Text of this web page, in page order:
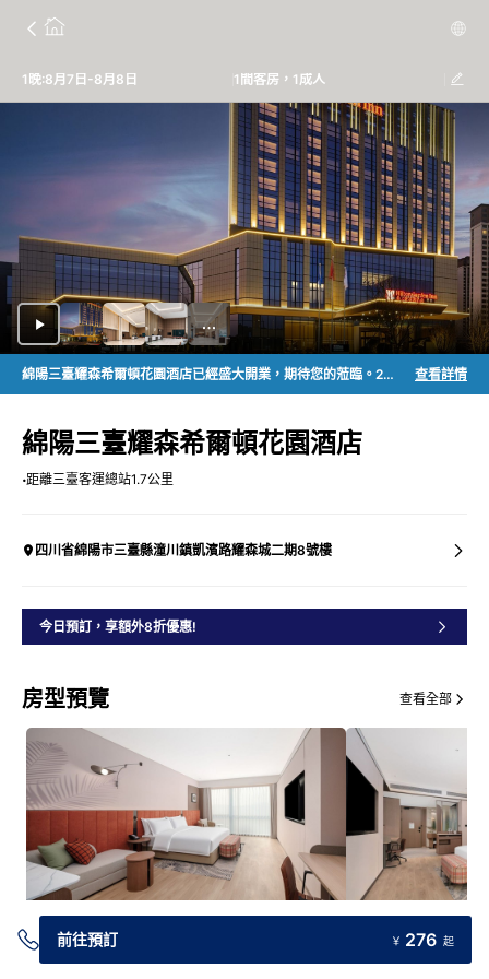
1晚:8月7日-8月8日 1間客房，1成人
綿陽三臺耀森希爾頓花園酒店已經盛大開業，期待您的蒞臨。2026年2月12日至2026年8月11日首次入住酒店可享希爾頓榮譽客會額外1,000積分。 查看詳情
綿陽三臺耀森希爾頓花園酒店
距離三臺客運總站1.7公里
四川省綿陽市三臺縣潼川鎮凱濱路耀森城二期8號樓
今日預訂，享額外8折優惠!
房型預覽 查看全部
前往預訂 ￥ 276 起